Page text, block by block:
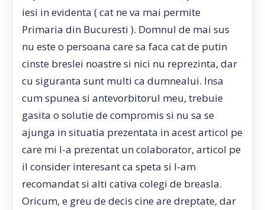
iesi in evidenta ( cat ne va mai permite
Primaria din Bucuresti ). Domnul de mai sus
nu este o persoana care sa faca cat de putin
cinste breslei noastre si nici nu reprezinta, dar
cu siguranta sunt multi ca dumnealui. Insa
cum spunea si antevorbitorul meu, trebuie
gasita o solutie de compromis si nu sa se
ajunga in situatia prezentata in acest articol pe
care mi l-a prezentat un colaborator, articol pe
il consider interesant ca speta si l-am
recomandat si alti cativa colegi de breasla.
Oricum, e greu de decis cine are dreptate, dar